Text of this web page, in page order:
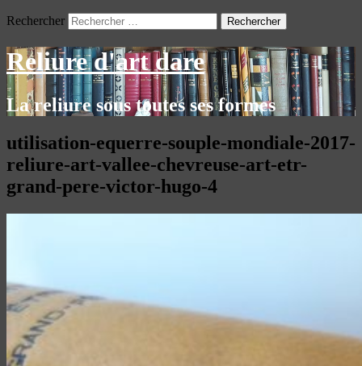
Rechercher
Reliure d'art dare
La reliure sous toutes ses formes
utilisation-equerre-souple-mondiale-2017-
reliure-art-vallee-chevreuse-art-etr-
grand-pere-victor-hugo-4